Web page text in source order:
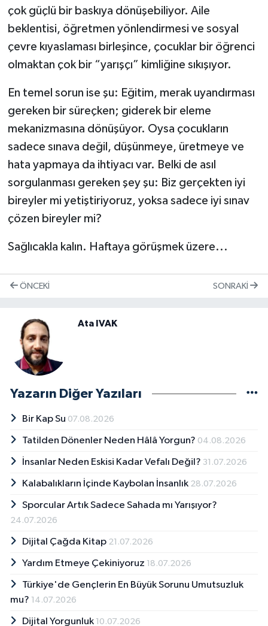
çok güçlü bir baskıya dönüşebiliyor. Aile
beklentisi, öğretmen yönlendirmesi ve sosyal
çevre kıyaslaması birleşince, çocuklar bir öğrenci
olmaktan çok bir “yarışçı” kimliğine sıkışıyor.
En temel sorun ise şu: Eğitim, merak uyandırması
gereken bir süreçken; giderek bir eleme
mekanizmasına dönüşüyor. Oysa çocukların
sadece sınava değil, düşünmeye, üretmeye ve
hata yapmaya da ihtiyacı var. Belki de asıl
sorgulanması gereken şey şu: Biz gerçekten iyi
bireyler mi yetiştiriyoruz, yoksa sadece iyi sınav
çözen bireyler mi?
Sağlıcakla kalın. Haftaya görüşmek üzere...
ÖNCEKI SONRAKI
Ata IVAK
Yazarın Diğer Yazıları
Bir Kap Su 07.08.2026
Tatilden Dönenler Neden Hâlâ Yorgun? 04.08.2026
İnsanlar Neden Eskisi Kadar Vefalı Değil? 31.07.2026
Kalabalıkların İçinde Kaybolan İnsanlık 28.07.2026
Sporcular Artık Sadece Sahada mı Yarışıyor?
24.07.2026
Dijital Çağda Kitap 21.07.2026
Yardım Etmeye Çekiniyoruz 18.07.2026
Türkiye'de Gençlerin En Büyük Sorunu Umutsuzluk
mu? 14.07.2026
Dijital Yorgunluk 10.07.2026